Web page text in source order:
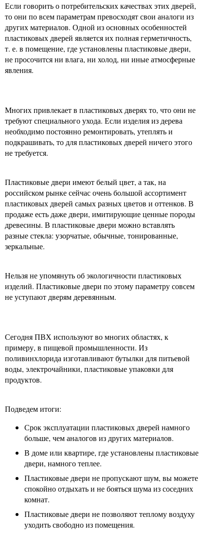
Если говорить о потребительских качествах этих дверей,
то они по всем параметрам превосходят свои аналоги из
других материалов. Одной из основных особенностей
пластиковых дверей является их полная герметичность,
т. е. в помещение, где установлены пластиковые двери,
не просочится ни влага, ни холод, ни иные атмосферные
явления.
Многих привлекает в пластиковых дверях то, что они не
требуют специального ухода. Если изделия из дерева
необходимо постоянно ремонтировать, утеплять и
подкрашивать, то для пластиковых дверей ничего этого
не требуется.
Пластиковые двери имеют белый цвет, а так, на
российском рынке сейчас очень большой ассортимент
пластиковых дверей самых разных цветов и оттенков. В
продаже есть даже двери, имитирующие ценные породы
древесины. В пластиковые двери можно вставлять
разные стекла: узорчатые, обычные, тонированные,
зеркальные.
Нельзя не упомянуть об экологичности пластиковых
изделий. Пластиковые двери по этому параметру совсем
не уступают дверям деревянным.
Сегодня ПВХ используют во многих областях, к
примеру, в пищевой промышленности. Из
поливинхлорида изготавливают бутылки для питьевой
воды, электрочайники, пластиковые упаковки для
продуктов.
Подведем итоги:
Срок эксплуатации пластиковых дверей намного
больше, чем аналогов из других материалов.
В доме или квартире, где установлены пластиковые
двери, намного теплее.
Пластиковые двери не пропускают шум, вы можете
спокойно отдыхать и не бояться шума из соседних
комнат.
Пластиковые двери не позволяют теплому воздуху
уходить свободно из помещения.